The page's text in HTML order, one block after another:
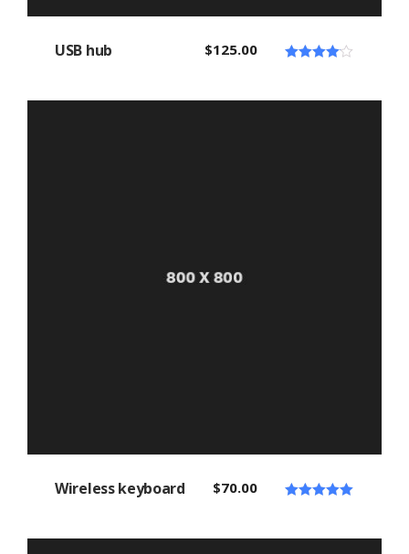
USB hub $125.00
Wireless keyboard $70.00